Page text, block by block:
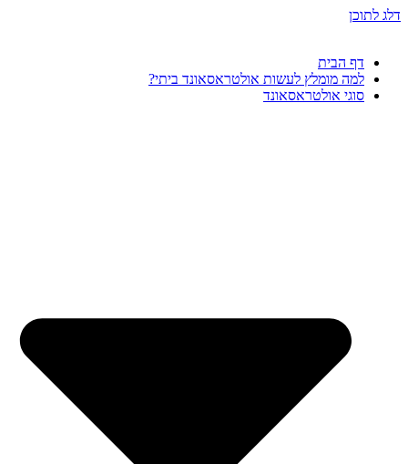
דלג לתוכן
דף הבית
למה מומלץ לעשות אולטראסאונד ביתי?
סוגי אולטראסאונד